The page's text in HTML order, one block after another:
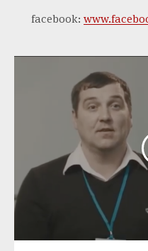
facebook: